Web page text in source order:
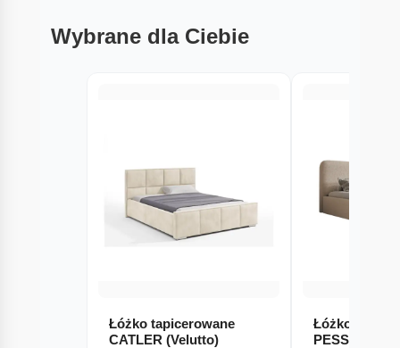
Wybrane dla Ciebie
Łóżko tapicerowane
CATLER (Velutto)
Łóżko
PESSO